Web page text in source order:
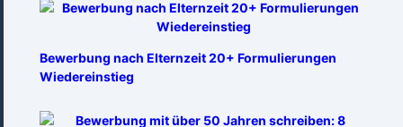
Bewerbung nach Elternzeit 20+ Formulierungen
Wiedereinstieg